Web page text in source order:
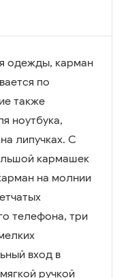
одежды, карман
по
также
ноутбука,
липучках. С
кармашек
на молнии
телефона, три
вход в
ручкой